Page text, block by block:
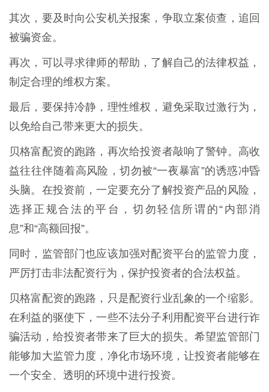
其次，要及时向公安机关报案，争取立案侦查，追回
被骗资金。
再次，可以寻求律师的帮助，了解自己的法律权益，
制定合理的维权方案。
最后，要保持冷静，理性维权，避免采取过激行为，
以免给自己带来更大的损失。
贝格富配资的跑路，再次给投资者敲响了警钟。高收
益往往伴随着高风险，切勿被“一夜暴富”的诱惑冲昏
头脑。在投资前，一定要充分了解投资产品的风险，
选择正规合法的平台，切勿轻信所谓的“内部消
息”和“高额回报”。
同时，监管部门也应该加强对配资平台的监管力度，
严厉打击非法配资行为，保护投资者的合法权益。
贝格富配资的跑路，只是配资行业乱象的一个缩影。
在利益的驱使下，一些不法分子利用配资平台进行诈
骗活动，给投资者带来了巨大的损失。希望监管部门
能够加大监管力度，净化市场环境，让投资者能够在
一个安全、透明的环境中进行投资。